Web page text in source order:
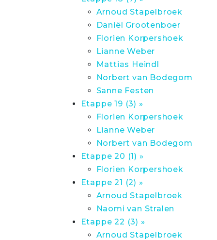
Arnoud Stapelbroek
Daniël Grootenboer
Florien Korpershoek
Lianne Weber
Mattias Heindl
Norbert van Bodegom
Sanne Festen
Etappe 19 (3) »
Florien Korpershoek
Lianne Weber
Norbert van Bodegom
Etappe 20 (1) »
Florien Korpershoek
Etappe 21 (2) »
Arnoud Stapelbroek
Naomi van Stralen
Etappe 22 (3) »
Arnoud Stapelbroek